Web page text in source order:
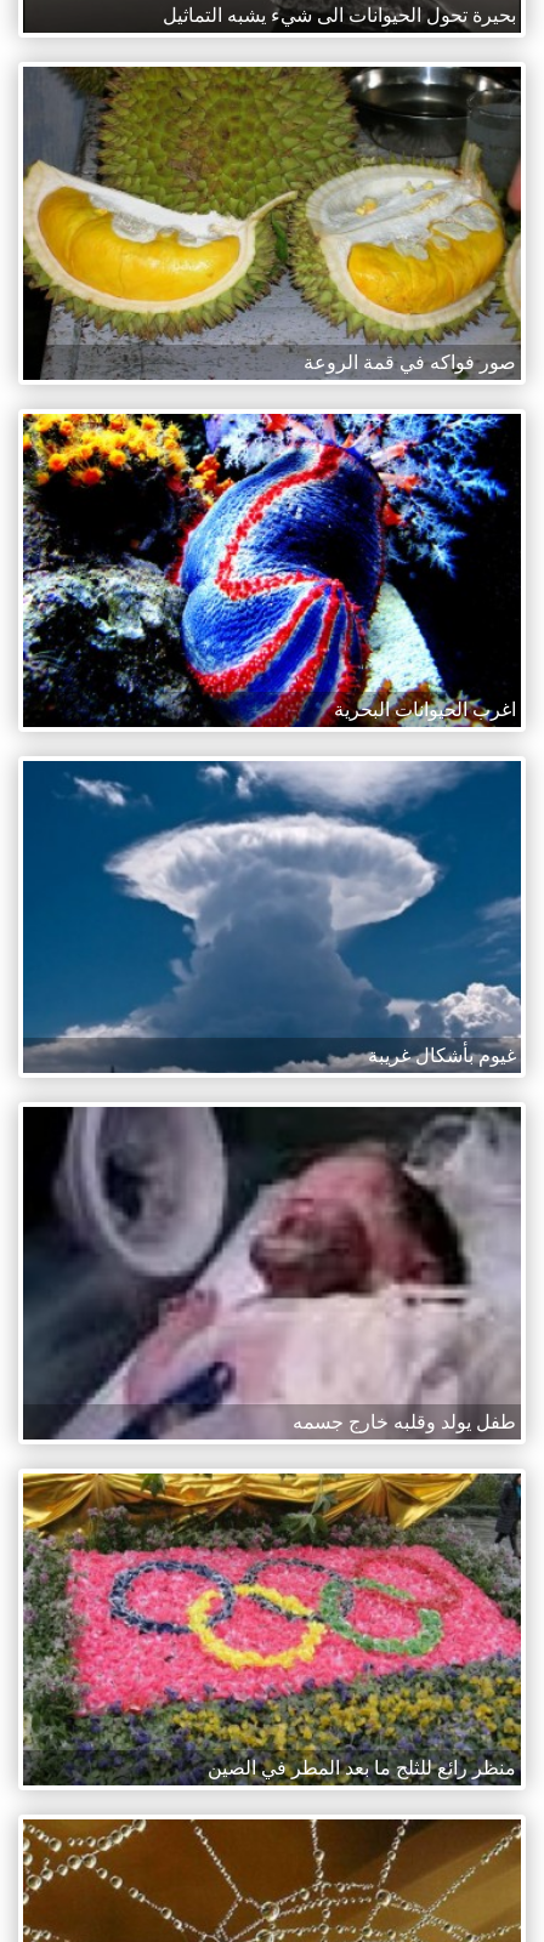
بحيرة تحول الحيوانات الى شيء يشبه التماثيل
صور فواكه في قمة الروعة
اغرب الحيوانات البحرية
غيوم بأشكال غريبة
طفل يولد وقلبه خارج جسمه
منظر رائع للثلج ما بعد المطر في الصين